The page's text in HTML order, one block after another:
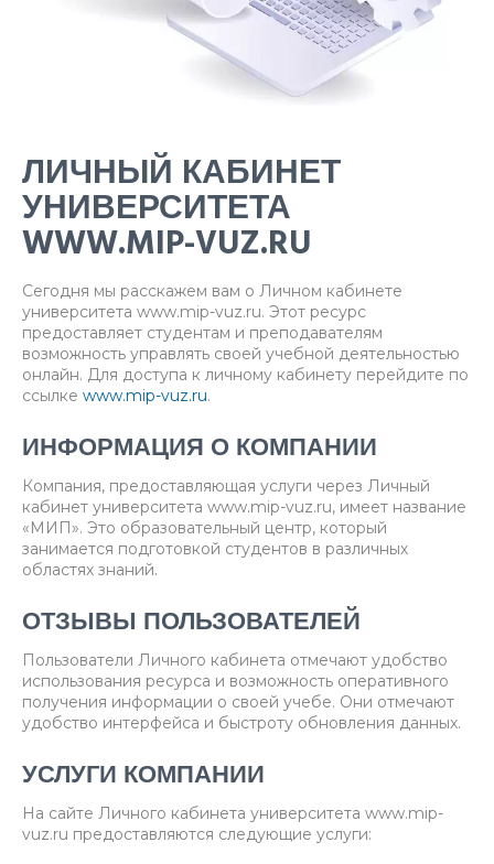
ЛИЧНЫЙ КАБИНЕТ
УНИВЕРСИТЕТА
WWW.MIP-VUZ.RU
Сегодня мы расскажем вам о Личном кабинете
университета www.mip-vuz.ru. Этот ресурс
предоставляет студентам и преподавателям
возможность управлять своей учебной деятельностью
онлайн. Для доступа к личному кабинету перейдите по
ссылке www.mip-vuz.ru.
ИНФОРМАЦИЯ О КОМПАНИИ
Компания, предоставляющая услуги через Личный
кабинет университета www.mip-vuz.ru, имеет название
«МИП». Это образовательный центр, который
занимается подготовкой студентов в различных
областях знаний.
ОТЗЫВЫ ПОЛЬЗОВАТЕЛЕЙ
Пользователи Личного кабинета отмечают удобство
использования ресурса и возможность оперативного
получения информации о своей учебе. Они отмечают
удобство интерфейса и быстроту обновления данных.
УСЛУГИ КОМПАНИИ
На сайте Личного кабинета университета www.mip-
vuz.ru предоставляются следующие услуги: